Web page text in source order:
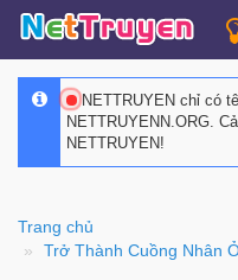
NETTRUYEN chỉ có
NETTRUYENN.ORG.
NETTRUYEN!
Trang chủ
Trở Thành Cuồng Nhân